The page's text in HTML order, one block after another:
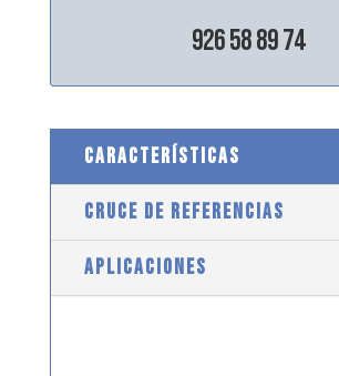
926 58 89 74
CARACTERÍSTICAS
CRUCE DE REFERENCIAS
APLICACIONES